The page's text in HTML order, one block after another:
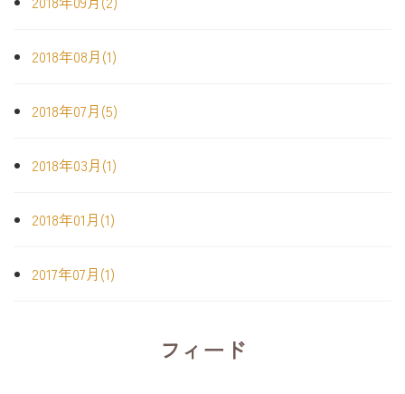
2018年08月(1)
2018年07月(5)
2018年03月(1)
2018年01月(1)
2017年07月(1)
フィード